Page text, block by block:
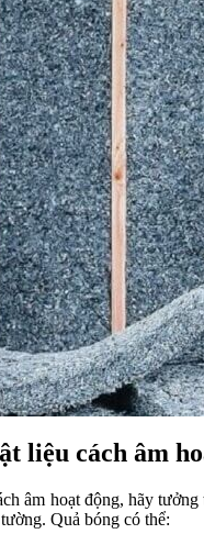
liệu cách âm
âm hoạt động, hãy tưởng
Quả bóng có thể: